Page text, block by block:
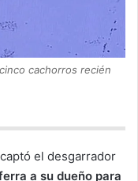
cachorros recién
el desgarrador
a su dueño para